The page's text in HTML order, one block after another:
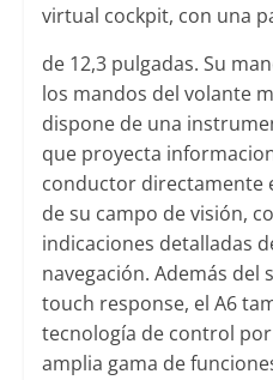
virtual cockpit, con una
de 12,3 pulgadas. Su
los mandos del volante
dispone de una
que proyecta
conductor directamente
de su campo de visión,
indicaciones detalladas
navegación. Además del
touch response, el A6
tecnología de control
amplia gama de